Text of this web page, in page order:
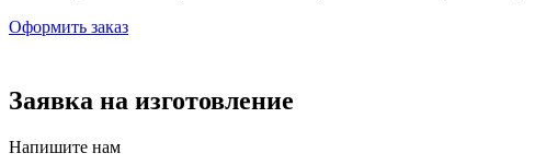
Оформить заказ
Заявка на изготовление
Напишите нам